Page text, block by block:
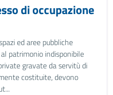
di occupazione
ed aree pubbliche
patrimonio indisponibile
gravate da servitù di
costituite, devono